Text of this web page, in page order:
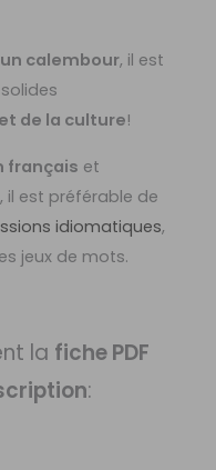
calembour, il est
de la culture!
français et
, il est préférable de
idiomatiques,
jeux de mots.
la fiche PDF
: